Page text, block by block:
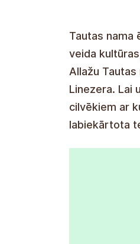
Tautas nama
veida
Allažu
Linezera. Lai
cilvēkiem ar
labiekārtota